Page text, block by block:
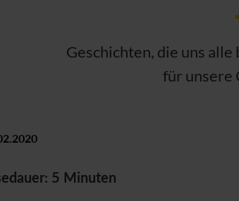
Geschichten, die uns alle
für unsere
5 Minuten